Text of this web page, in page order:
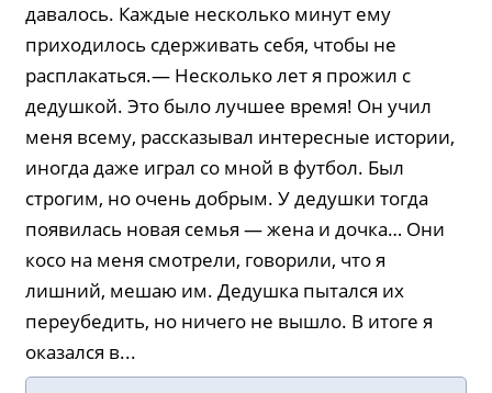
давалось. Каждые несколько минут ему
приходилось сдерживать себя, чтобы не
расплакаться.— Несколько лет я прожил с
дедушкой. Это было лучшее время! Он учил
меня всему, рассказывал интересные истории,
иногда даже играл со мной в футбол. Был
строгим, но очень добрым. У дедушки тогда
появилась новая семья — жена и дочка… Они
косо на меня смотрели, говорили, что я
лишний, мешаю им. Дедушка пытался их
переубедить, но ничего не вышло. В итоге я
оказался в...